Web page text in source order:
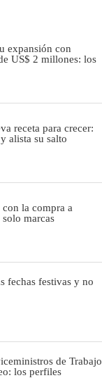
expansión con
US$ 2 millones: los
receta para crecer:
alista su salto
la compra a
marcas
fechas festivas y no
de Trabajo
los perfiles